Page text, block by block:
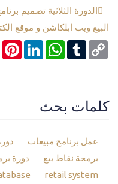
الدورة الثلاثية تصميم
البيع ويب ابلكاشن و موقع
LinkedIn
WhatsAppTumblr Copy
Link
كلمات بحث
عمل برنامج مبيعات
برمجة نقاط بيع
دورة
retail system